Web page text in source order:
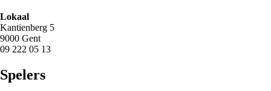
Lokaal
Kantienberg 5
9000 Gent
09 222 05 13
Spelers